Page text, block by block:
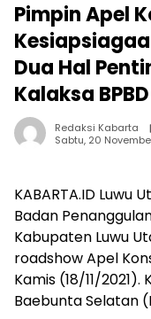
Pimpin Apel
Dua Hal
Kalaksa BPBD
Redaksi Kabarta
Sabtu, 20
KABARTA.ID Luwu
Badan
Kabupaten Luwu
roadshow Apel
Kamis (18/11/
Baebunta Selatan